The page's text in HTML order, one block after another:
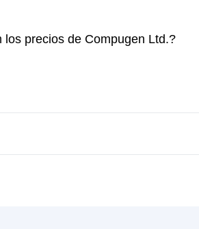
precios de Compugen Ltd.?